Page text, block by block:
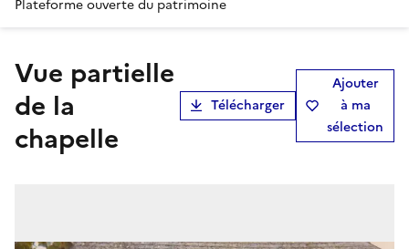
Plateforme ouverte du patrimoine
vue partielle
de la
chapelle
Télécharger
Ajouter
à ma
sélection